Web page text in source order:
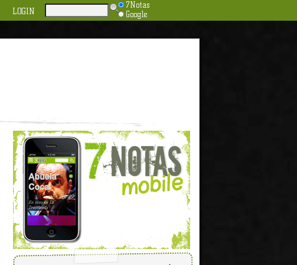
LOGIN
7Notas
Google